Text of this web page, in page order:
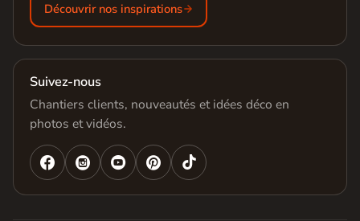
Découvrir nos inspirations
Suivez-nous
Chantiers clients, nouveautés et idées déco en
photos et vidéos.
   